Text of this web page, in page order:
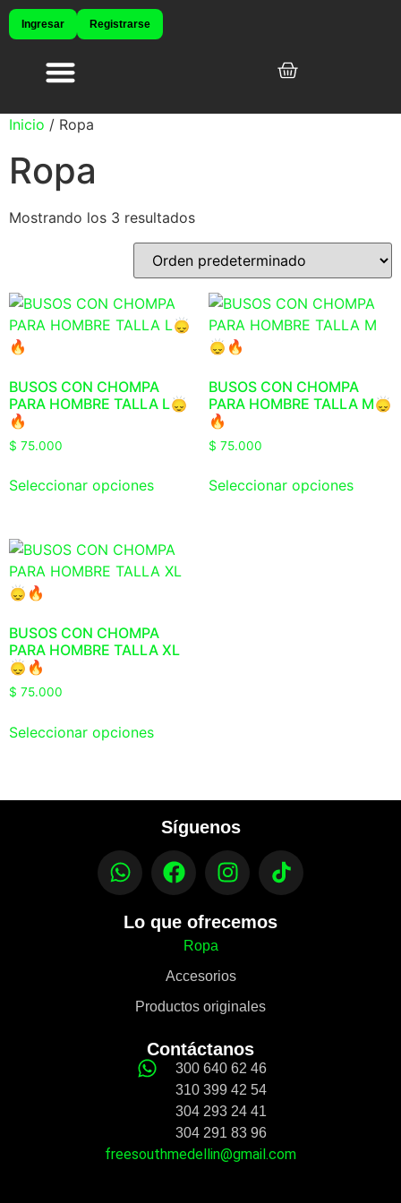
Ingresar Registrarse
Inicio / Ropa
Ropa
Mostrando los 3 resultados
BUSOS CON CHOMPA
PARA HOMBRE TALLA L🙂‍↕️
🔥
$ 75.000
Seleccionar opciones
BUSOS CON CHOMPA
PARA HOMBRE TALLA M🙂‍↕️
🔥
$ 75.000
Seleccionar opciones
BUSOS CON CHOMPA
PARA HOMBRE TALLA XL
🙂‍↕️🔥
$ 75.000
Seleccionar opciones
Síguenos
Lo que ofrecemos
Ropa
Accesorios
Productos originales
Contáctanos
300 640 62 46
310 399 42 54
304 293 24 41
304 291 83 96
freesouthmedellin@gmail.com